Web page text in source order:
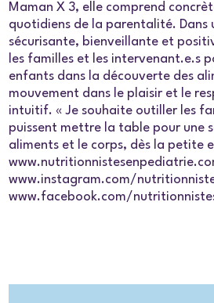
Maman X 3, elle comprend
quotidiens de la parentalité. Dans
sécurisante, bienveillante et
les familles et les intervenant.e.s
enfants dans la découverte des
mouvement dans le plaisir et le
intuitif. « Je souhaite outiller les
puissent mettre la table pour une
aliments et le corps, dès la petite
www.instagram.com/
www.facebook.com/